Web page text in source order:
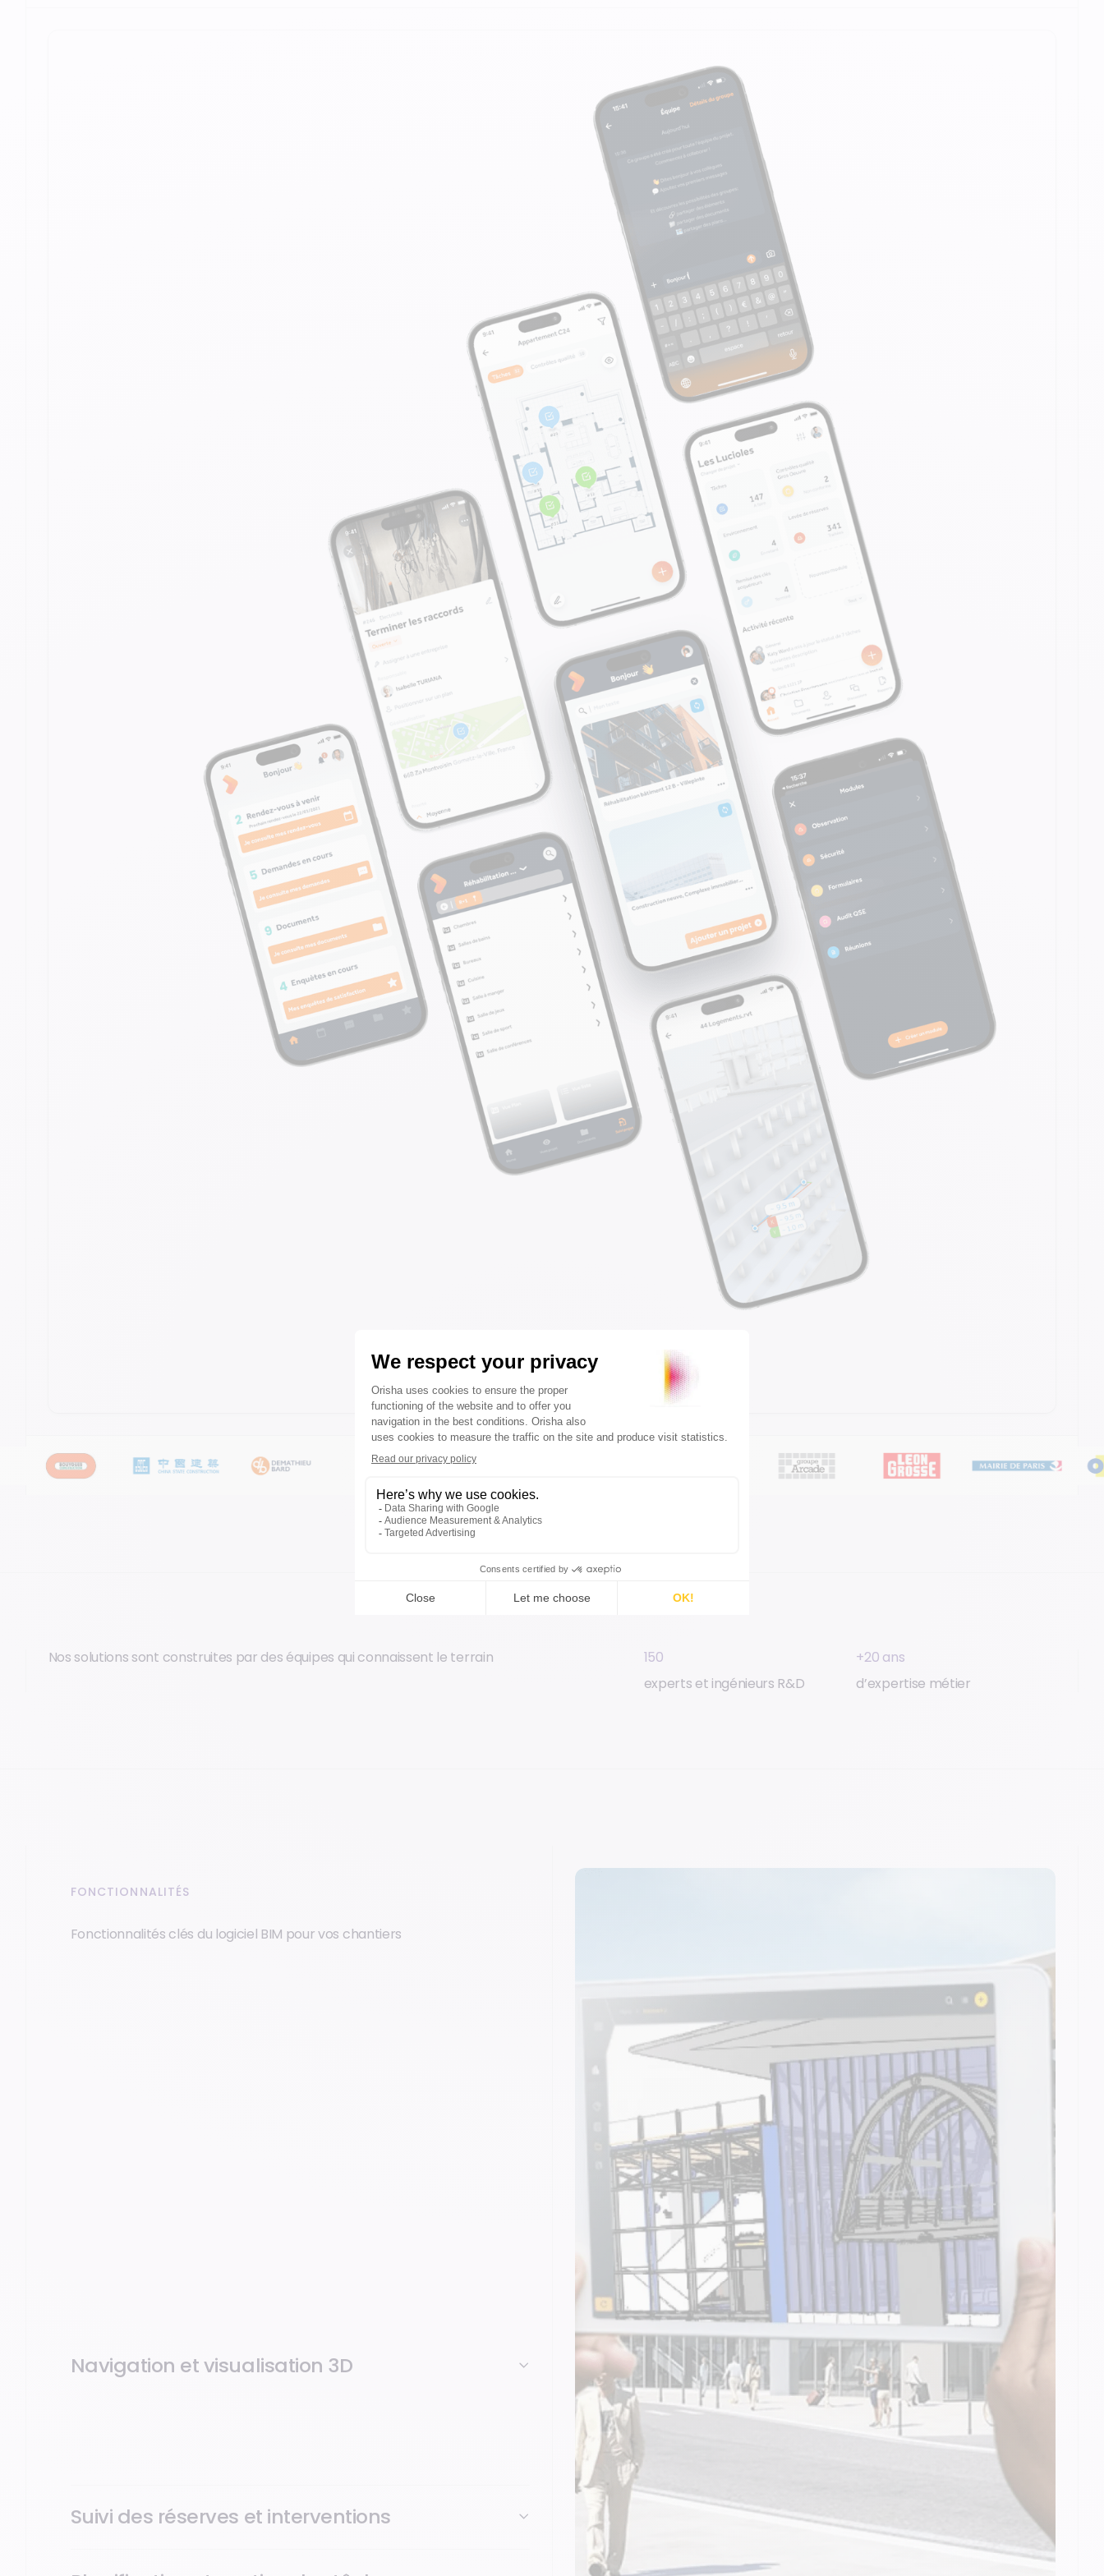
Nos solutions sont construites par des équipes qui connaissent le terrain
150
experts et ingénieurs R&D
+20 ans
d’expertise métier
FONCTIONNALITÉS
Fonctionnalités clés du logiciel BIM pour vos chantiers
Navigation et visualisation 3D
Suivi des réserves et interventions